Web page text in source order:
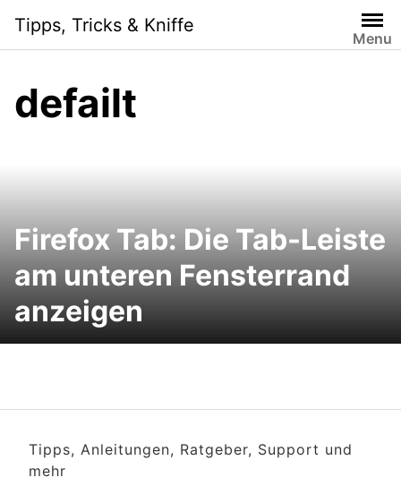
content
Tipps, Tricks & Kniffe
Menu
defailt
Firefox Tab: Die Tab-Leiste
am unteren Fensterrand
anzeigen
Tipps, Anleitungen, Ratgeber, Support und
mehr